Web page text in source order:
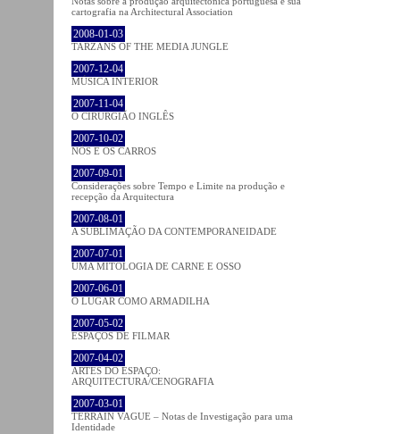
cartografia na Architectural Association
2008-01-03
TARZANS OF THE MEDIA JUNGLE
2007-12-04
MÚSICA INTERIOR
2007-11-04
O CIRURGIÃO INGLÊS
2007-10-02
NÓS E OS CARROS
2007-09-01
Considerações sobre Tempo e Limite na produção e
recepção da Arquitectura
2007-08-01
A SUBLIMAÇÃO DA CONTEMPORANEIDADE
2007-07-01
UMA MITOLOGIA DE CARNE E OSSO
2007-06-01
O LUGAR COMO ARMADILHA
2007-05-02
ESPAÇOS DE FILMAR
2007-04-02
ARTES DO ESPAÇO:
ARQUITECTURA/CENOGRAFIA
2007-03-01
TERRAIN VAGUE – Notas de Investigação para uma
Identidade